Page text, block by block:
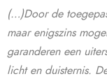
(…)Door de
maar enigszins
garanderen een
licht en duisternis.